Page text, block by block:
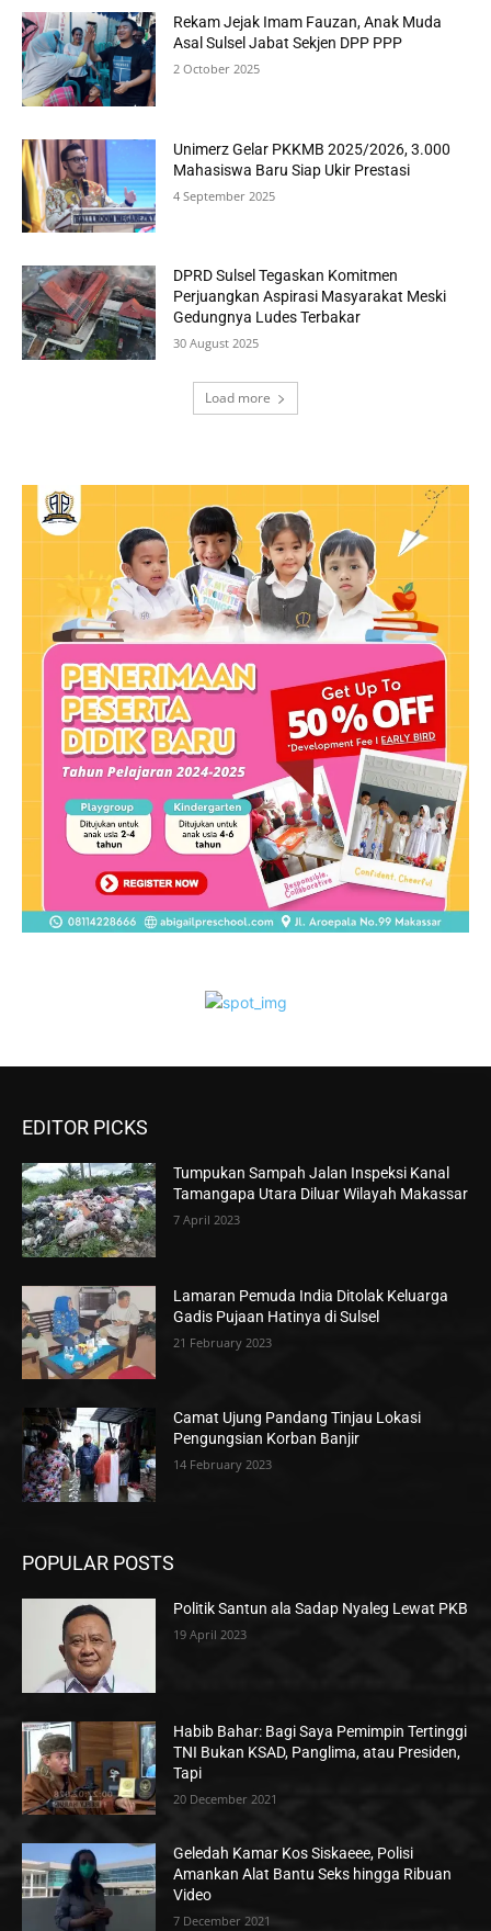
Rekam Jejak Imam Fauzan, Anak Muda
Asal Sulsel Jabat Sekjen DPP PPP
2 October 2025
Unimerz Gelar PKKMB 2025/2026, 3.000
Mahasiswa Baru Siap Ukir Prestasi
4 September 2025
DPRD Sulsel Tegaskan Komitmen
Perjuangkan Aspirasi Masyarakat Meski
Gedungnya Ludes Terbakar
30 August 2025
Load more
EDITOR PICKS
Tumpukan Sampah Jalan Inspeksi Kanal
Tamangapa Utara Diluar Wilayah Makassar
7 April 2023
Lamaran Pemuda India Ditolak Keluarga
Gadis Pujaan Hatinya di Sulsel
21 February 2023
Camat Ujung Pandang Tinjau Lokasi
Pengungsian Korban Banjir
14 February 2023
POPULAR POSTS
Politik Santun ala Sadap Nyaleg Lewat PKB
19 April 2023
Habib Bahar: Bagi Saya Pemimpin Tertinggi
TNI Bukan KSAD, Panglima, atau Presiden,
Tapi
20 December 2021
Geledah Kamar Kos Siskaeee, Polisi
Amankan Alat Bantu Seks hingga Ribuan
Video
7 December 2021